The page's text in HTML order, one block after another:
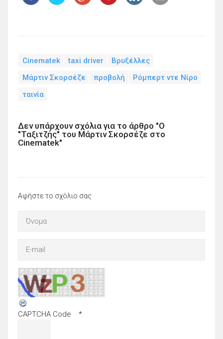
Cinematek taxi driver
Βρυξέλλες
Μάρτιν Σκορσέζε
προβολή
Ρόμπερτ ντε Νίρο
ταινία
Δεν υπάρχουν σχόλια για το άρθρο "O
"Ταξιτζής" του Μάρτιν Σκορσέζε στο
Cinematek"
Αφήστε το σχόλιο σας
CAPTCHA Code *